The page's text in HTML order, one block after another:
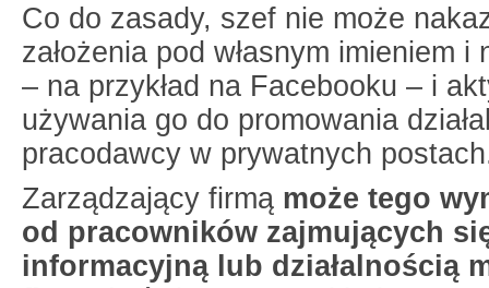
Co do zasady, szef nie może
założenia pod własnym imieniem
– na przykład na Facebooku – i
używania go do promowania
pracodawcy w prywatnych
Zarządzający firmą może tego
od pracowników zajmujących
informacyjną lub działalnością